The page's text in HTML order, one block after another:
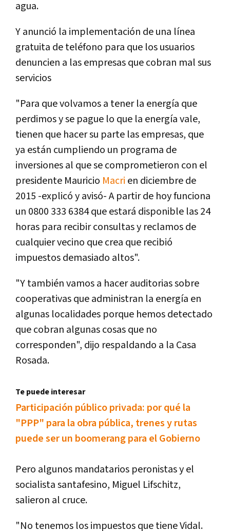
agua.
Y anunció la implementación de una lí­nea
gratuita de teléfono para que los usuarios
denuncien a las empresas que cobran mal sus
servicios
"Para que volvamos a tener la energí­a que
perdimos y se pague lo que la energí­a vale,
tienen que hacer su parte las empresas, que
ya están cumpliendo un programa de
inversiones al que se comprometieron con el
presidente Mauricio Macri en diciembre de
2015 -explicó y avisó- A partir de hoy funciona
un 0800 333 6384 que estará disponible las 24
horas para recibir consultas y reclamos de
cualquier vecino que crea que recibió
impuestos demasiado altos".
"Y también vamos a hacer auditorias sobre
cooperativas que administran la energí­a en
algunas localidades porque hemos detectado
que cobran algunas cosas que no
corresponden", dijo respaldando a la Casa
Rosada.
Te puede interesar
Participación público privada: por qué la
"PPP" para la obra pública, trenes y rutas
puede ser un boomerang para el Gobierno
Pero algunos mandatarios peronistas y el
socialista santafesino, Miguel Lifschitz,
salieron al cruce.
"No tenemos los impuestos que tiene Vidal.